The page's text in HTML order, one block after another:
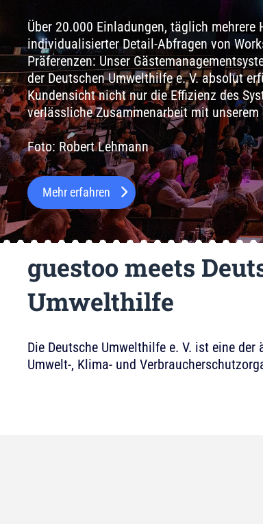
Über 20.000 Einladungen, täglich mehrere
individualisierter Detail-Abfragen von
Präferenzen: Unser
der Deutschen Umwelthilfe e. V. absolut
Kundensicht nicht nur die Effizienz des
verlässliche Zusammenarbeit mit unserem
Foto: Robert Lehmann
Mehr erfahren
guestoo meets
Umwelthilfe
Die Deutsche Umwelthilfe e. V. ist eine
Umwelt-, Klima- und